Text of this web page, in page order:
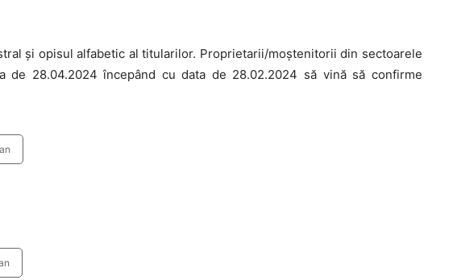
și opisul alfabetic al titularilor. Proprietarii/moștenitorii din sectoarele
28.04.2024 începând cu data de 28.02.2024 să vină să confirme